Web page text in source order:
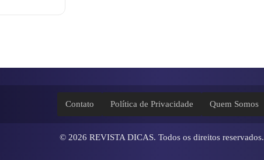
Contato Política de Privacidade Quem Somos
© 2026 REVISTA DICAS. Todos os direitos reservados.